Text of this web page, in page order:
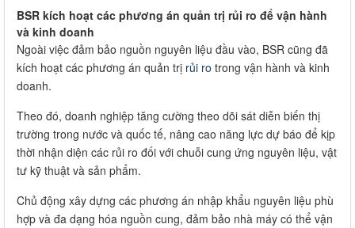
BSR kích hoạt các phương án quản trị rủi ro để vận hành
và kinh doanh
Ngoài việc đảm bảo nguồn nguyên liệu đầu vào, BSR cũng đã
kích hoạt các phương án quản trị rủi ro trong vận hành và kinh
doanh.
Theo đó, doanh nghiệp tăng cường theo dõi sát diễn biến thị
trường trong nước và quốc tế, nâng cao năng lực dự báo để kịp
thời nhận diện các rủi ro đối với chuỗi cung ứng nguyên liệu, vật
tư kỹ thuật và sản phẩm.
Chủ động xây dựng các phương án nhập khẩu nguyên liệu phù
hợp và đa dạng hóa nguồn cung, đảm bảo nhà máy có thể vận